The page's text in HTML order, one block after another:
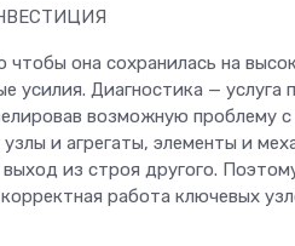
она сохранилась на
усилия. Диагностика — услуга
возможную проблему с
и агрегаты, элементы и
из строя другого.
работа ключевых